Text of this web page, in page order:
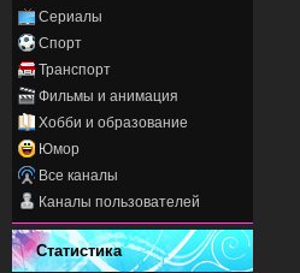
Сериалы
Спорт
Транспорт
Фильмы и анимация
Хобби и образование
Юмор
Все каналы
Каналы пользователей
Статистика